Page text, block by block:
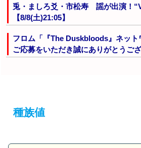
兎・ましろ爻・市松寿ゞ謡が出演！
【8/8(土)21:05】
フロム「『The Duskbloods』ネット
ご応募をいただき誠にありがとうござ
種族値